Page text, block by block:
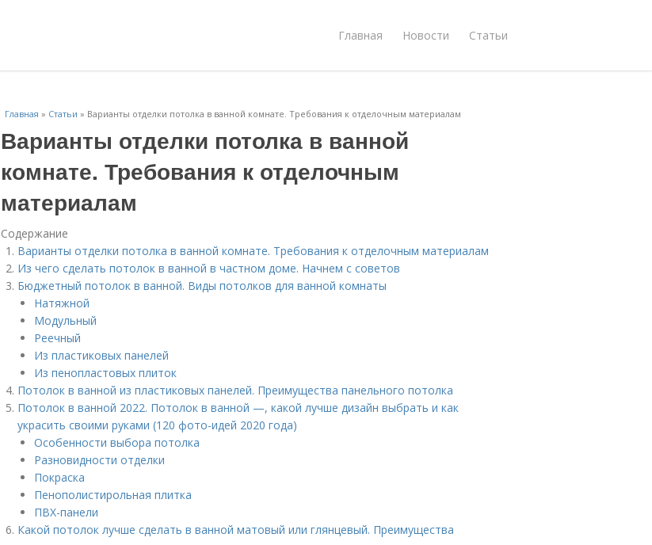
Главная Новости Статьи
Главная » Статьи » Варианты отделки потолка в ванной комнате. Требования к отделочным материалам
Варианты отделки потолка в ванной
комнате. Требования к отделочным
материалам
Содержание
Варианты отделки потолка в ванной комнате. Требования к отделочным материалам
Из чего сделать потолок в ванной в частном доме. Начнем с советов
Бюджетный потолок в ванной. Виды потолков для ванной комнаты
Натяжной
Модульный
Реечный
Из пластиковых панелей
Из пенопластовых плиток
Потолок в ванной из пластиковых панелей. Преимущества панельного потолка
Потолок в ванной 2022. Потолок в ванной —, какой лучше дизайн выбрать и как
украсить своими руками (120 фото-идей 2020 года)
Особенности выбора потолка
Разновидности отделки
Покраска
Пенополистирольная плитка
ПВХ-панели
Какой потолок лучше сделать в ванной матовый или глянцевый. Преимущества